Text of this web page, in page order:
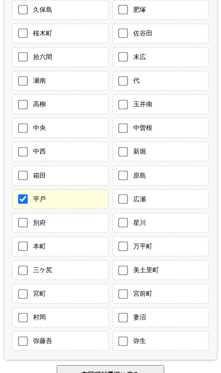
久保島 肥塚
桜木町 佐谷田
拾六間 末広
瀬南 代
高柳 玉井南
中央 中曽根
中西 新堀
箱田 原島
平戸 広瀬
別府 星川
本町 万平町
三ケ尻 美土里町
宮町 宮前町
村岡 妻沼
弥藤吾 弥生